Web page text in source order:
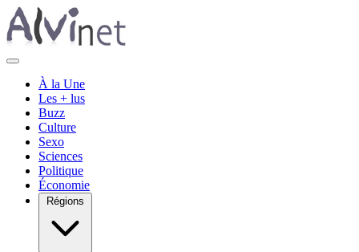
À la Une
Les + lus
Buzz
Culture
Sexo
Sciences
Politique
Économie
Régions